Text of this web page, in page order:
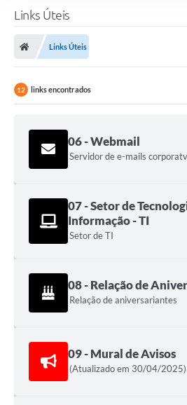
Links Úteis
Links Úteis
12 links encontrados
06 - Webmail
Servidor de e-mails
07 - Setor de
Informação - TI
Setor de TI
08 - Relação de
Relação de aniversariantes
09 - Mural de Avisos
(Atualizado em 30/04/2025)